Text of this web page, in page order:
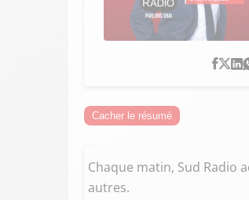
Cacher le résumé
Chaque matin, Sud Radio
autres.